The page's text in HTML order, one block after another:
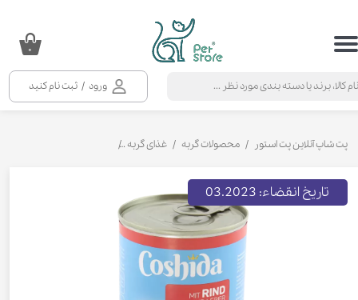
ورود / ثبت نام کنید
حساب کاربری من
خروج از حساب کاربری
۰
پت شاپ آنلاین پت استور محصولات گربه غذای گربه
تاریخ انقضاء: 03.2023